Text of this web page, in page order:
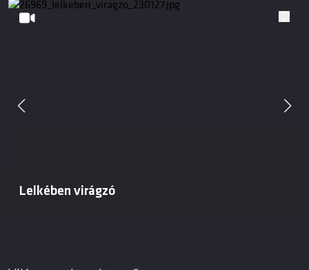
Lelkében virágzó